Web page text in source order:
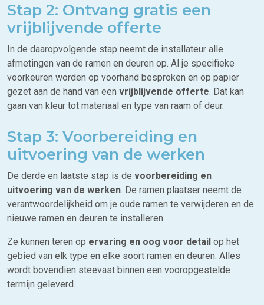
Stap 2: Ontvang gratis een
vrijblijvende offerte
In de daaropvolgende stap neemt de installateur alle
afmetingen van de ramen en deuren op. Al je specifieke
voorkeuren worden op voorhand besproken en op papier
gezet aan de hand van een vrijblijvende offerte. Dat kan
gaan van kleur tot materiaal en type van raam of deur.
Stap 3: Voorbereiding en
uitvoering van de werken
De derde en laatste stap is de voorbereiding en
uitvoering van de werken. De ramen plaatser neemt de
verantwoordelijkheid om je oude ramen te verwijderen en de
nieuwe ramen en deuren te installeren.
Ze kunnen teren op ervaring en oog voor detail op het
gebied van elk type en elke soort ramen en deuren. Alles
wordt bovendien steevast binnen een vooropgestelde
termijn geleverd.